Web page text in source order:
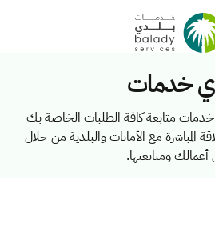
خدمات
متابعة كافة الطلبات الخاصة بك
المباشرة مع الأمانات والبلدية من خلال
ومتابعتها.